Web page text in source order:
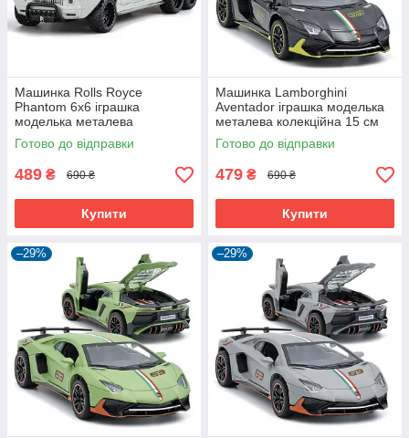
Машинка Rolls Royce
Phantom 6x6 іграшка
моделька металева
колекційна 18 см Білий
(60898)
Готово до відправки
489 ₴ 690 ₴
Купити
Машинка Lamborghini
Aventador іграшка моделька
металева колекційна 15 см
Чорний (60908)
Готово до відправки
479 ₴ 690 ₴
Купити
–29% –29%